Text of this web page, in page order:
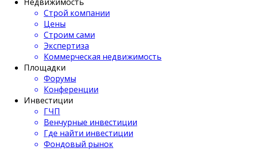
Строй компании
Цены
Строим сами
Экспертиза
Коммерческая недвижимость
Площадки
Форумы
Конференции
Инвестиции
ГЧП
Венчурные инвестиции
Где найти инвестиции
Фондовый рынок